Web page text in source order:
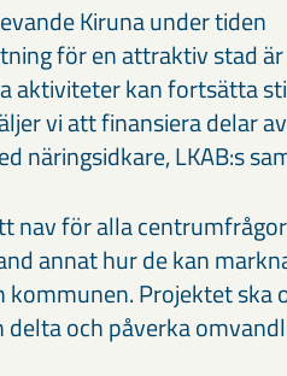
Kiruna under tiden
för en attraktiv stad
aktiviteter kan fortsätta
vi att finansiera delar
näringsidkare, LKAB:s
nav för alla
annat hur de kan
Projektet ska
och påverka